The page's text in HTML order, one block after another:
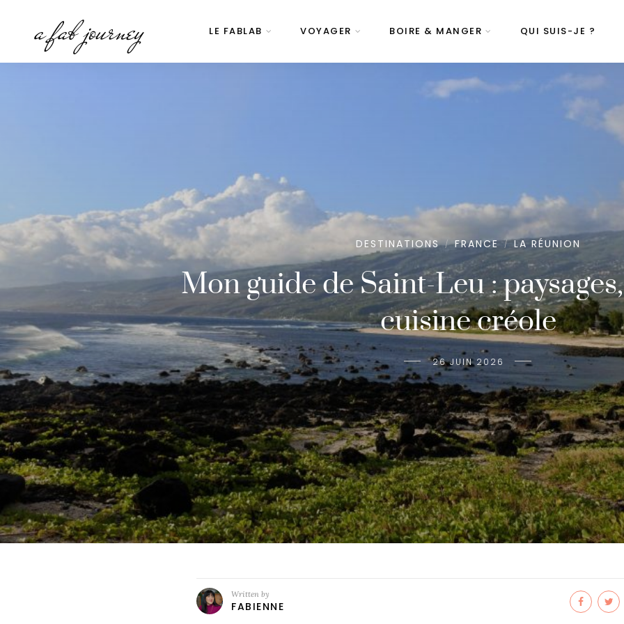
a fab journey LE FABLAB VOYAGER BOIRE & MANGER QUI SUIS-JE ?
DESTINATIONS / FRANCE / LA RÉUNION
Mon guide de Saint-Leu :
cuisine créole
26 JUIN 2026
Written by
FABIENNE